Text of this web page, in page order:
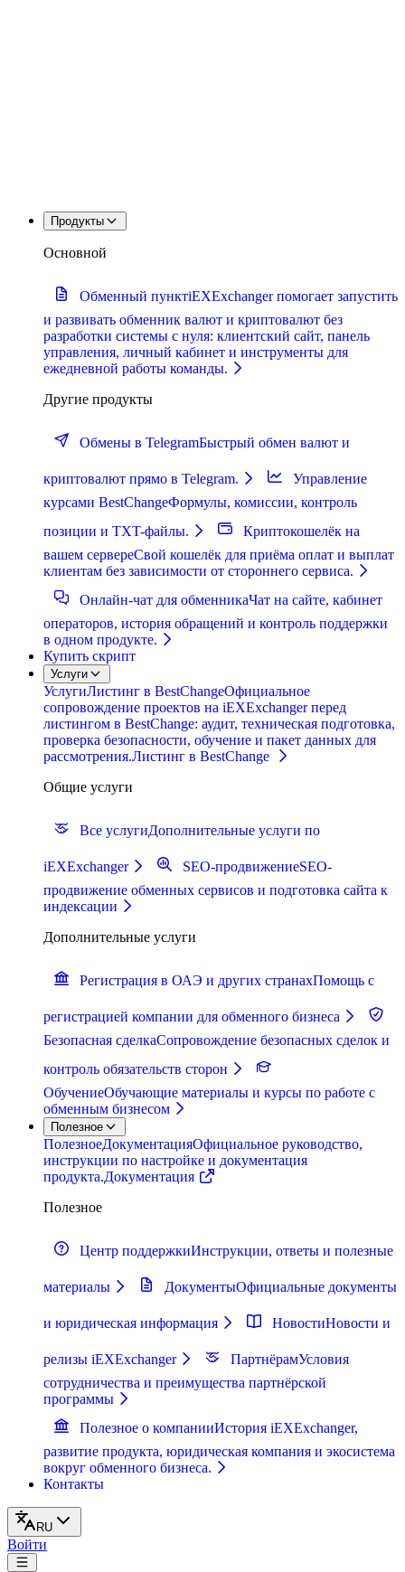
Продукты
Основной
Обменный пунктiEXExchanger помогает запустить
и развивать обменник валют и криптовалют без
разработки системы с нуля: клиентский сайт, панель
управления, личный кабинет и инструменты для
ежедневной работы команды.
Другие продукты
Обмены в TelegramБыстрый обмен валют и
криптовалют прямо в Telegram.
Управление
курсами BestChangeФормулы, комиссии, контроль
позиции и TXT-файлы.
Криптокошелёк на
вашем сервереСвой кошелёк для приёма оплат и выплат
клиентам без зависимости от стороннего сервиса.
Онлайн-чат для обменникаЧат на сайте, кабинет
операторов, история обращений и контроль поддержки
в одном продукте.
Купить скрипт
Услуги
УслугиЛистинг в BestChangeОфициальное
сопровождение проектов на iEXExchanger перед
листингом в BestChange: аудит, техническая подготовка,
проверка безопасности, обучение и пакет данных для
рассмотрения.Листинг в BestChange
Общие услуги
Все услугиДополнительные услуги по
iEXExchanger SEO-продвижениеSEO-
продвижение обменных сервисов и подготовка сайта к
индексации
Дополнительные услуги
Регистрация в ОАЭ и других странахПомощь с
регистрацией компании для обменного бизнеса
Безопасная сделкаСопровождение безопасных сделок и
контроль обязательств сторон
ОбучениеОбучающие материалы и курсы по работе с
обменным бизнесом
Полезное
ПолезноеДокументацияОфициальное руководство,
инструкции по настройке и документация
продукта.Документация
Полезное
Центр поддержкиИнструкции, ответы и полезные
материалы ДокументыОфициальные документы
и юридическая информация НовостиНовости и
релизы iEXExchanger ПартнёрамУсловия
сотрудничества и преимущества партнёрской
программы
Полезное о компанииИстория iEXExchanger,
развитие продукта, юридическая компания и экосистема
вокруг обменного бизнеса.
Контакты
RU
Войти